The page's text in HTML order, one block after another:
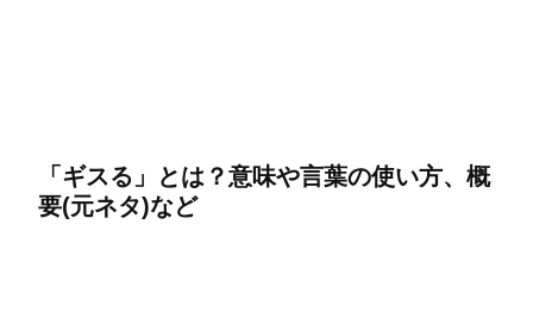
「ギスる」とは？意味や言葉の使い方、概
要(元ネタ)など